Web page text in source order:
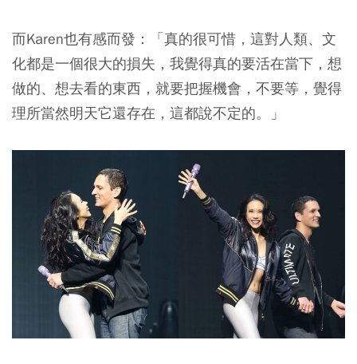
而Karen也有感而發：「真的很可惜，這對人類、文
化都是一個很大的損失，我覺得真的要活在當下，想
做的、想去看的東西，就要把握機會，不要等，覺得
理所當然明天它還存在，這都說不定的。」